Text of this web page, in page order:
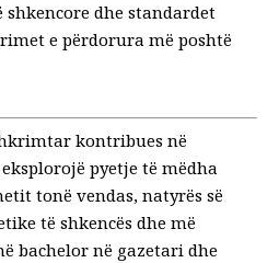
dhe standardet
e përdorura më poshtë
kontribues në
pyetje të mëdha
tonë vendas, natyrës së
të shkencës dhe më
bachelor në gazetari dhe